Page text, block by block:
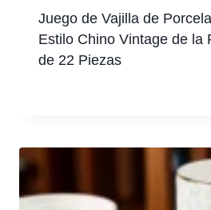
Juego de Vajilla de
Estilo Chino Vintage de la
de 22 Piezas